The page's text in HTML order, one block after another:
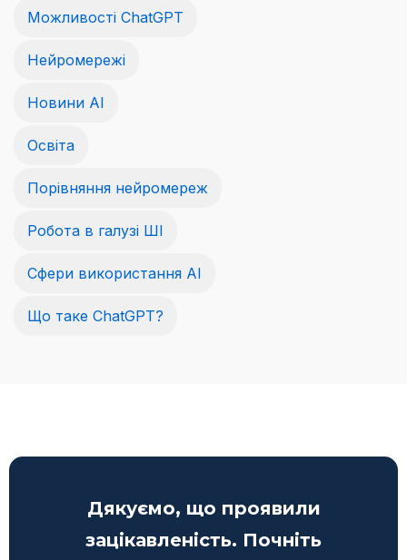
Можливості ChatGPT
Нейромережі
Новини AI
Освіта
Порівняння нейромереж
Робота в галузі ШІ
Сфери використання AI
Що таке ChatGPT?
Дякуємо, що проявили
зацікавленість. Почніть